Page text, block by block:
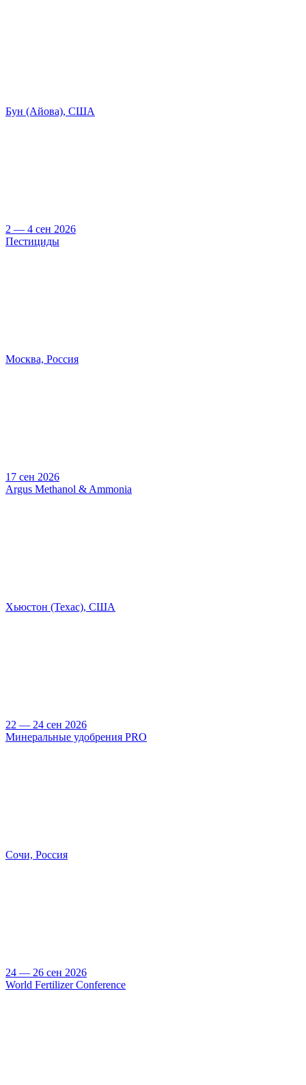
Бун (Айова), США
2 — 4 сен 2026
Пестициды
Москва, Россия
17 сен 2026
Argus Methanol & Ammonia
Хьюстон (Техас), США
22 — 24 сен 2026
Минеральные удобрения PRO
Сочи, Россия
24 — 26 сен 2026
World Fertilizer Conference